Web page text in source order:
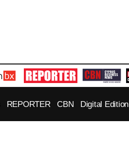
REPORTER CBN Digital Edition